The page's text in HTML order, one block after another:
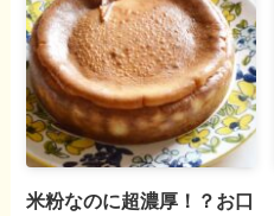
米粉なのに超濃厚！？お口